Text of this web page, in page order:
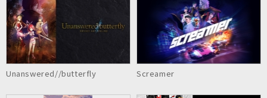
Unanswered//butterfly Screamer